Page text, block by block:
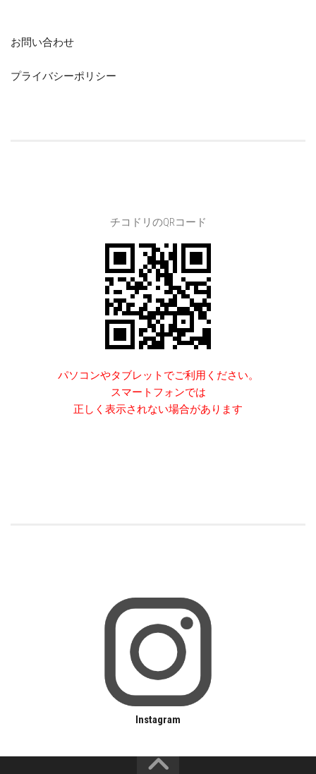
お問い合わせ
プライバシーポリシー
チコドリのQRコード
パソコンやタブレットでご利用ください。
スマートフォンでは
正しく表示されない場合があります
Instagram